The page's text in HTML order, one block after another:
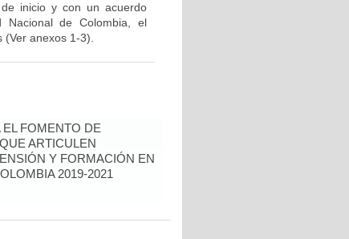
inicio y con un acuerdo
Nacional de Colombia, el
anexos 1-3).
FOMENTO DE
ARTICULEN
Y FORMACIÓN EN
2019-2021